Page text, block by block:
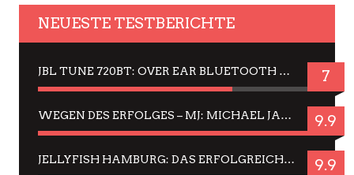
NEUESTE TESTBERICHTE
JBL TUNE 720BT: OVER EAR BLUETOOTH KOPFHÖRER UM DIE 50,-€ IM DAUER-TEST 7
WEGEN DES ERFOLGES – MJ: MICHAEL JACKSON MUSICAL IN EINER MATINEE SEHEN 9.9
JELLYFISH HAMBURG: DAS ERFOLGREICHE SOMMER-MENÜ 2025 IN GEFÜHLEN UND BILDERN 9.9